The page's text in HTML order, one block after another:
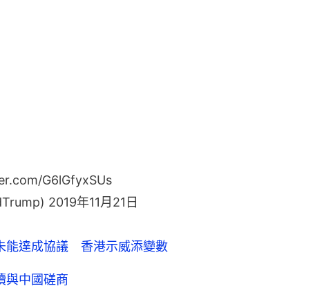
G6lGfyxSUs
2019年11月21日
能達成協議 香港示威添變數
與中國磋商